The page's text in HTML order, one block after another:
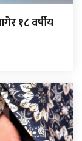
१८ वर्षीय